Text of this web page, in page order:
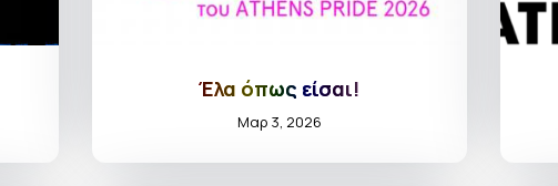
Έλα όπως είσαι!
Μαρ 3, 2026